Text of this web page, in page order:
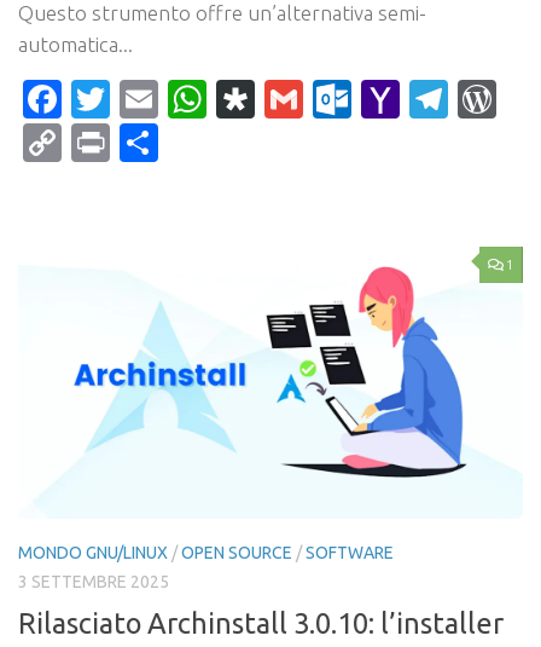
Questo strumento offre un’alternativa semi-
automatica...
Facebook
Twitter
EmailWhatsApp
Diaspora
Gmail Yahoo
CopyPrint
1
MONDO GNU/LINUX /OPEN SOURCE /SOFTWARE
3 SETTEMBRE 2025
Rilasciato Archinstall 3.0.10: l’installer